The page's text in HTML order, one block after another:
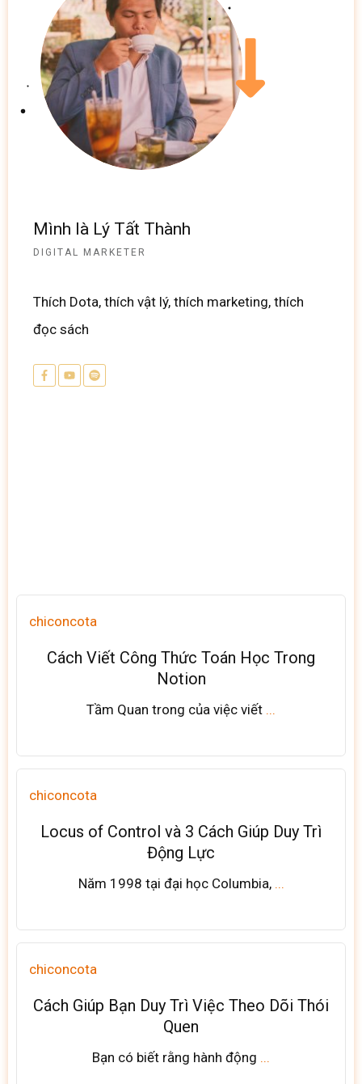
Mình là Lý Tất Thành
DIGITAL MARKETER
Thích Dota, thích vật lý, thích marketing, thích
đọc sách
chiconcota
Cách Viết Công Thức Toán Học Trong
Notion
Tầm Quan trong của việc viết ...
chiconcota
Locus of Control và 3 Cách Giúp Duy Trì
Động Lực
Năm 1998 tại đại học Columbia, ...
chiconcota
Cách Giúp Bạn Duy Trì Việc Theo Dõi Thói
Quen
Bạn có biết rằng hành động ...